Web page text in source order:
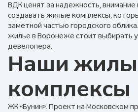
ВДК ценят за надежность, внимание
создавать жилые комплексы,
заметной частью городского
жилье в Воронеже стоит выбирать
девелопера.
Наши
комплексы
ЖК «Бунин». Проект на Московском